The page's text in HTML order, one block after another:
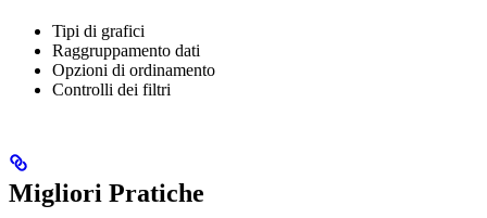
Tipi di grafici
Raggruppamento dati
Opzioni di ordinamento
Controlli dei filtri
Migliori Pratiche